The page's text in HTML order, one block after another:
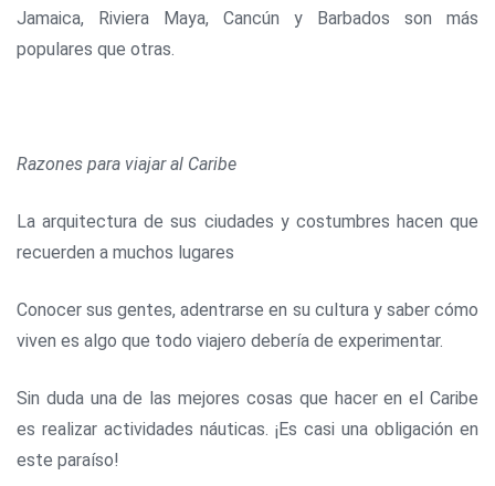
Jamaica, Riviera Maya, Cancún y Barbados son más
populares que otras.
Razones para viajar al Caribe
La arquitectura de sus ciudades y costumbres hacen que
recuerden a muchos lugares
Conocer sus gentes, adentrarse en su cultura y saber cómo
viven es algo que todo viajero debería de experimentar.
Sin duda una de las mejores cosas que hacer en el Caribe
es realizar actividades náuticas. ¡Es casi una obligación en
este paraíso!